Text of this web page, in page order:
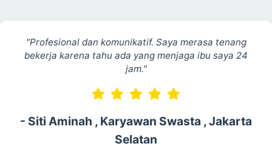
"Profesional dan komunikatif. Saya merasa tenang
bekerja karena tahu ada yang menjaga ibu saya 24
jam."
- Siti Aminah , Karyawan Swasta , Jakarta
Selatan